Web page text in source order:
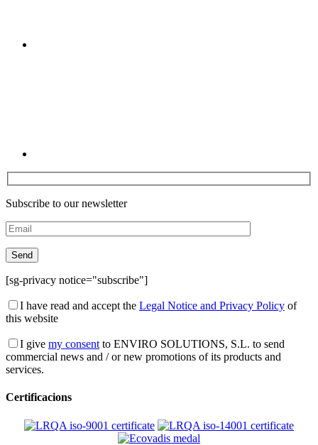
Subscribe to our newsletter
[sg-privacy notice="subscribe"]
I have read and accept the Legal Notice and Privacy Policy of
this website
I give my consent to ENVIRO SOLUTIONS, S.L. to send
commercial news and / or new promotions of its products and
services.
Certificacions